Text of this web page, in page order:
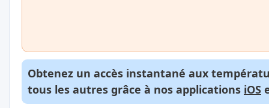
Obtenez un accès instantané aux
tous les autres grâce à nos applications iOS